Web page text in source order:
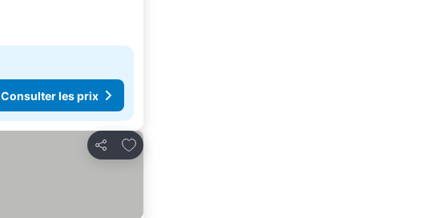
Consulter les prix
Partager
Ajouter à mes favoris